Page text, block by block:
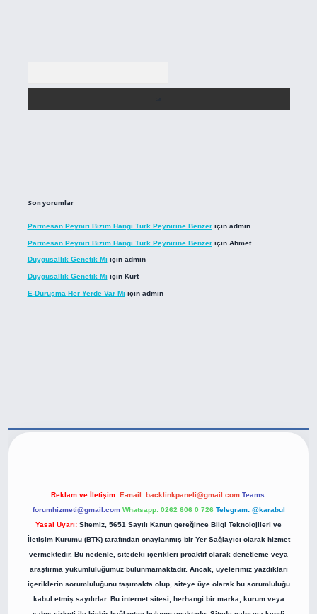
Son yorumlar
Parmesan Peyniri Bizim Hangi Türk Peynirine Benzeriçin admin
Parmesan Peyniri Bizim Hangi Türk Peynirine Benzeriçin Ahmet
Duygusallık Genetik Mi için admin
Duygusallık Genetik Mi için Kurt
E-Duruşma Her Yerde Var Mı için admin
Reklam ve İletişim: E-mail: backlinkpaneli@gmail.com Teams:
forumhizmeti@gmail.com Whatsapp: 0262 606 0 726 Telegram: @karabul
Yasal Uyarı: Sitemiz, 5651 Sayılı Kanun gereğince Bilgi Teknolojileri ve
İletişim Kurumu (BTK) tarafından onaylanmış bir Yer Sağlayıcı olarak hizmet
vermektedir. Bu nedenle, sitedeki içerikleri proaktif olarak denetleme veya
araştırma yükümlülüğümüz bulunmamaktadır. Ancak, üyelerimiz yazdıkları
içeriklerin sorumluluğunu taşımakta olup, siteye üye olarak bu sorumluluğu
kabul etmiş sayılırlar. Bu internet sitesi, herhangi bir marka, kurum veya